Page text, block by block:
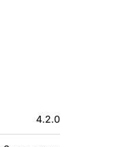
4.2.0